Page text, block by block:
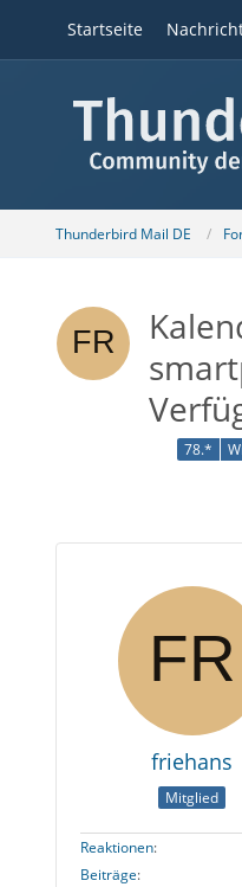
Startseite
Thunderbird Mail DE
78.*
friehans
Mitglied
Reaktionen
Beiträge